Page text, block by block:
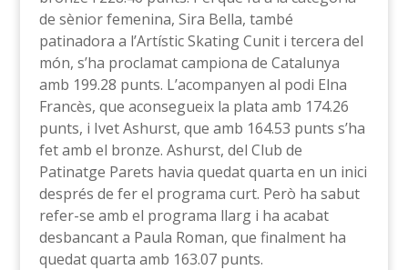
de sènior femenina, Sira Bella, també
patinadora a l’Artístic Skating Cunit i tercera del
món, s’ha proclamat campiona de Catalunya
amb 199.28 punts. L’acompanyen al podi Elna
Francès, que aconsegueix la plata amb 174.26
punts, i Ivet Ashurst, que amb 164.53 punts s’ha
fet amb el bronze. Ashurst, del Club de
Patinatge Parets havia quedat quarta en un inici
després de fer el programa curt. Però ha sabut
refer-se amb el programa llarg i ha acabat
desbancant a Paula Roman, que finalment ha
quedat quarta amb 163.07 punts.